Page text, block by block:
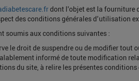
dont l'objet est la fourniture
des conditions générales d’utilisation
soumis aux conditions suivantes :
le droit de suspendre ou de modifier
informé de toute modification
du site, à relire les présentes